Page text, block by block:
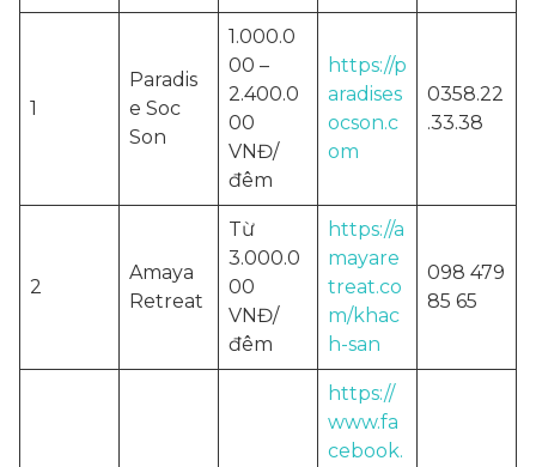
1
Paradis
e Soc
Son
1.000.0
00 –
2.400.0
00
VNĐ/
đêm
https://p
aradises
ocson.c
om
0358.22
.33.38
2
Amaya
Retreat
Từ
3.000.0
00
VNĐ/
đêm
https://a
mayare
treat.co
m/khac
h-san
098 479
85 65
https://
www.fa
cebook.